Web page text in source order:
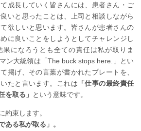
成長していく皆さんには、患者さん・ご
いと思ったことは、上司と相談しながら
欲しいと思います。皆さんが患者さんの
に良いことをしようとしてチャレンジし
になろうとも全ての責任は私が取りま
ン大統領は「The buck stops here.」とい
掲げ、その言葉が書かれたプレートを、
たと言います。これは 「仕事の最終責任
を取る」 という意味です。
約束します。
ある私が取る」。